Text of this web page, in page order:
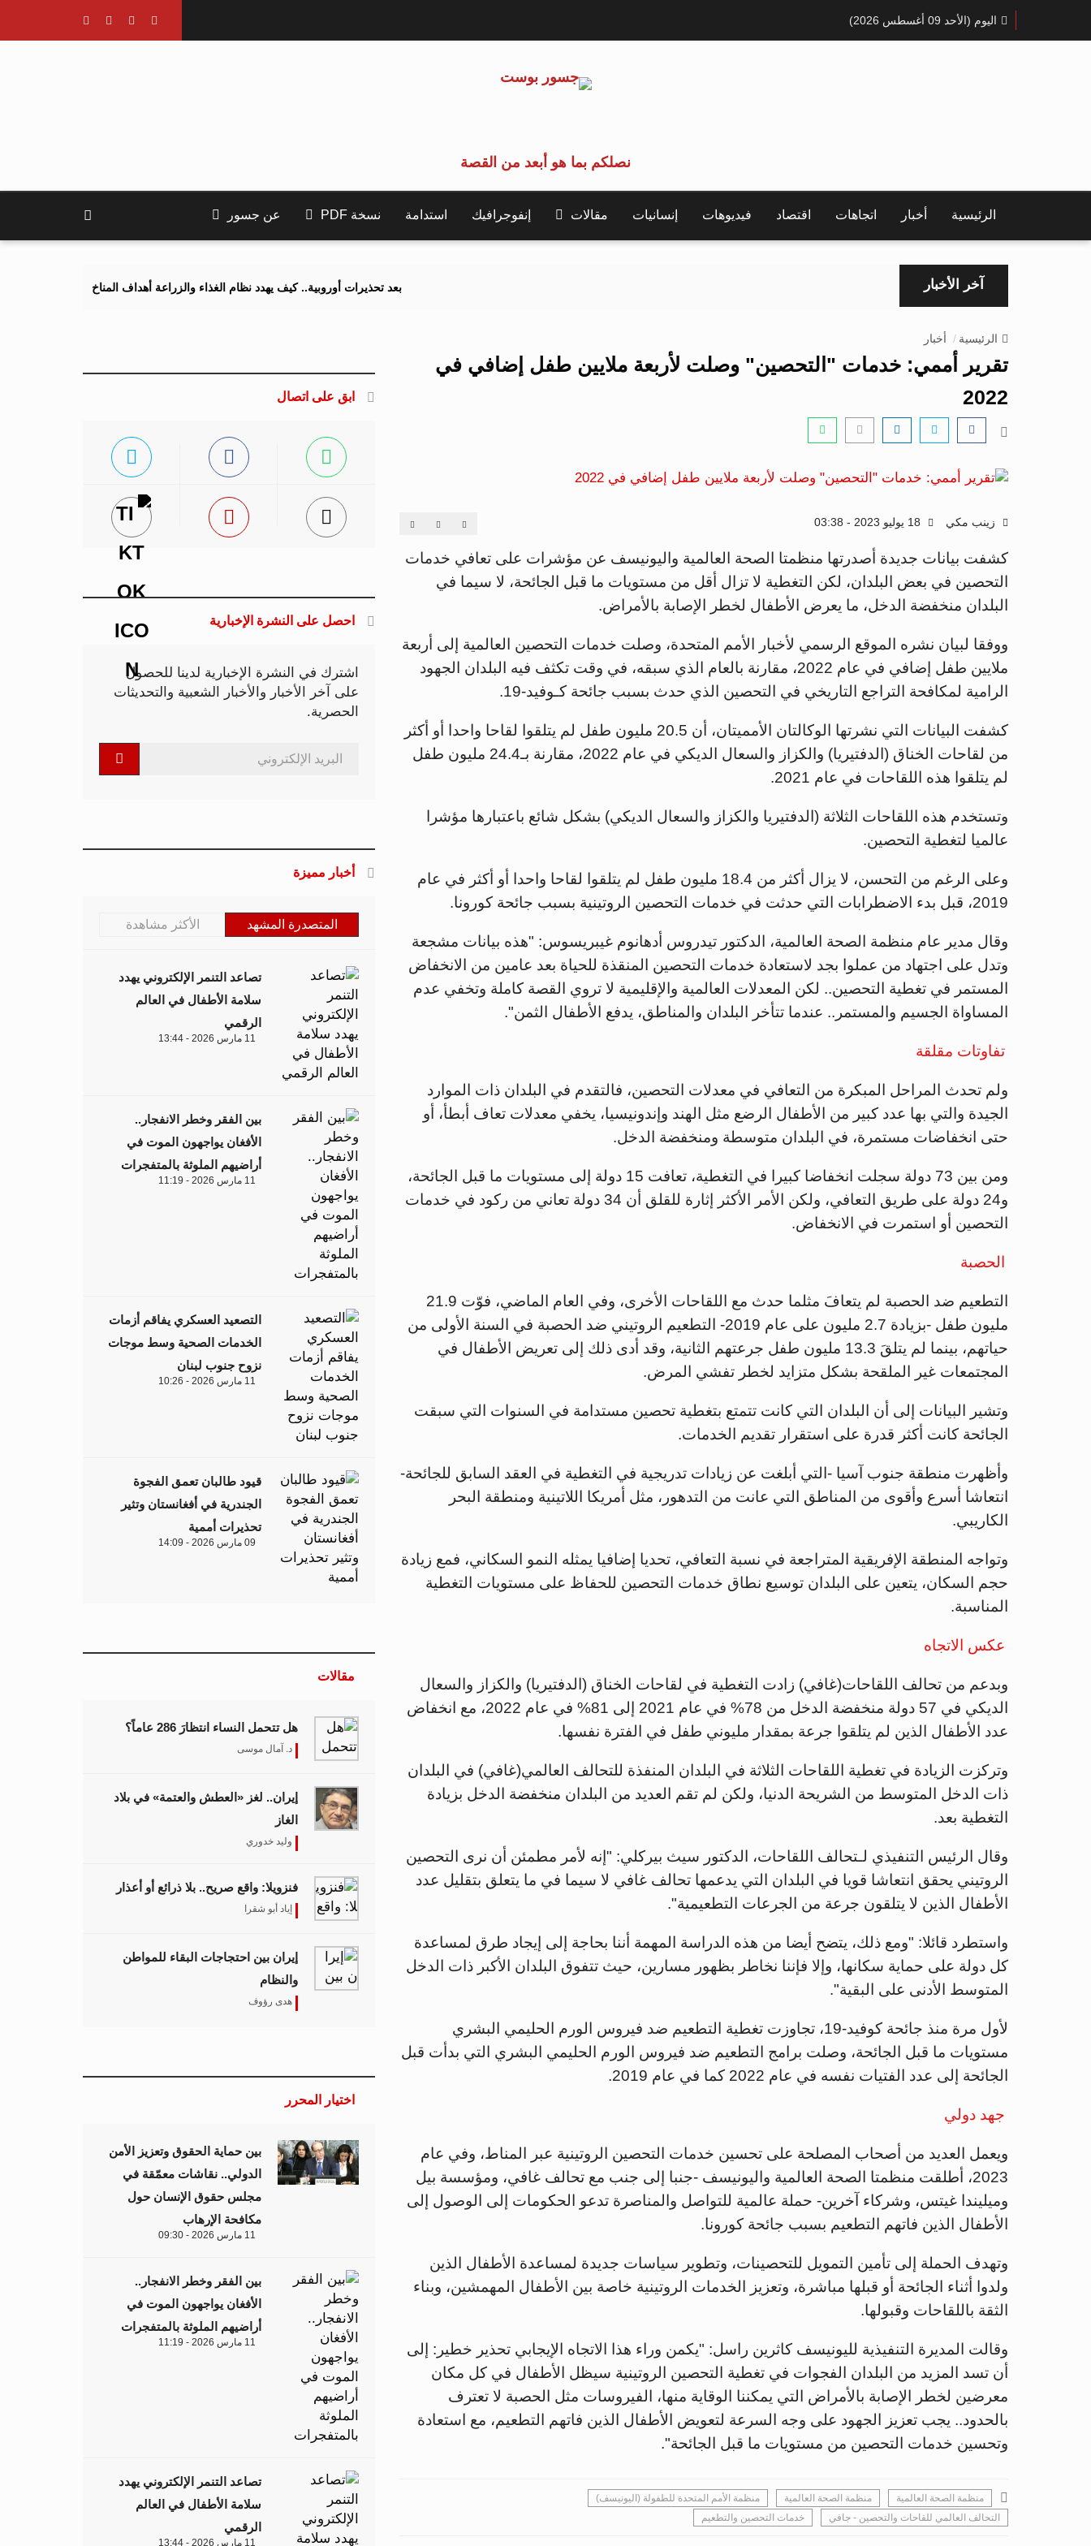
اليوم (الأحد 09 أغسطس 2026)
نصلكم بما هو أبعد من القصة
الرئيسية أخبار اتجاهات اقتصاد فيديوهات إنسانيات مقالات إنفوجرافيك استدامة نسخة PDF عن جسور
آخر الأخبار بعد تحذيرات أوروبية.. كيف يهدد نظام الغذاء والزراعة أهداف المناخ 2040 و2050؟
الرئيسية أخبار
تقرير أممي: خدمات "التحصين" وصلت لأربعة ملايين طفل إضافي في
2022
زينب مكي
كشفت بيانات جديدة أصدرتها منظمتا الصحة العالمية واليونيسف عن مؤشرات على تعافي خدمات
التحصين في بعض البلدان، لكن التغطية لا تزال أقل من مستويات ما قبل الجائحة، لا سيما في
البلدان منخفضة الدخل، ما يعرض الأطفال لخطر الإصابة بالأمراض.
ووفقا لبيان نشره الموقع الرسمي لأخبار الأمم المتحدة، وصلت خدمات التحصين العالمية إلى أربعة
ملايين طفل إضافي في عام 2022، مقارنة بالعام الذي سبقه، في وقت تكثف فيه البلدان الجهود
الرامية لمكافحة التراجع التاريخي في التحصين الذي حدث بسبب جائحة كـوفيد-19.
كشفت البيانات التي نشرتها الوكالتان الأمميتان، أن 20.5 مليون طفل لم يتلقوا لقاحا واحدا أو أكثر
من لقاحات الخناق (الدفتيريا) والكزاز والسعال الديكي في عام 2022، مقارنة بـ24.4 مليون طفل
لم يتلقوا هذه اللقاحات في عام 2021.
وتستخدم هذه اللقاحات الثلاثة (الدفتيريا والكزاز والسعال الديكي) بشكل شائع باعتبارها مؤشرا
عالميا لتغطية التحصين.
وعلى الرغم من التحسن، لا يزال أكثر من 18.4 مليون طفل لم يتلقوا لقاحا واحدا أو أكثر في عام
2019، قبل بدء الاضطرابات التي حدثت في خدمات التحصين الروتينية بسبب جائحة كورونا.
وقال مدير عام منظمة الصحة العالمية، الدكتور تيدروس أدهانوم غيبريسوس: "هذه بيانات مشجعة
وتدل على اجتهاد من عملوا بجد لاستعادة خدمات التحصين المنقذة للحياة بعد عامين من الانخفاض
المستمر في تغطية التحصين.. لكن المعدلات العالمية والإقليمية لا تروي القصة كاملة وتخفي عدم
المساواة الجسيم والمستمر.. عندما تتأخر البلدان والمناطق، يدفع الأطفال الثمن".
تفاوتات مقلقة
ولم تحدث المراحل المبكرة من التعافي في معدلات التحصين، فالتقدم في البلدان ذات الموارد
الجيدة والتي بها عدد كبير من الأطفال الرضع مثل الهند وإندونيسيا، يخفي معدلات تعاف أبطأ، أو
حتى انخفاضات مستمرة، في البلدان متوسطة ومنخفضة الدخل.
ومن بين 73 دولة سجلت انخفاضا كبيرا في التغطية، تعافت 15 دولة إلى مستويات ما قبل الجائحة،
و24 دولة على طريق التعافي، ولكن الأمر الأكثر إثارة للقلق أن 34 دولة تعاني من ركود في خدمات
التحصين أو استمرت في الانخفاض.
الحصبة
التطعيم ضد الحصبة لم يتعافَ مثلما حدث مع اللقاحات الأخرى، وفي العام الماضي، فوّت 21.9
مليون طفل -بزيادة 2.7 مليون على عام 2019- التطعيم الروتيني ضد الحصبة في السنة الأولى من
حياتهم، بينما لم يتلقَ 13.3 مليون طفل جرعتهم الثانية، وقد أدى ذلك إلى تعريض الأطفال في
المجتمعات غير الملقحة بشكل متزايد لخطر تفشي المرض.
وتشير البيانات إلى أن البلدان التي كانت تتمتع بتغطية تحصين مستدامة في السنوات التي سبقت
الجائحة كانت أكثر قدرة على استقرار تقديم الخدمات.
وأظهرت منطقة جنوب آسيا -التي أبلغت عن زيادات تدريجية في التغطية في العقد السابق للجائحة-
انتعاشا أسرع وأقوى من المناطق التي عانت من التدهور، مثل أمريكا اللاتينية ومنطقة البحر
الكاريبي.
وتواجه المنطقة الإفريقية المتراجعة في نسبة التعافي، تحديا إضافيا يمثله النمو السكاني، فمع زيادة
حجم السكان، يتعين على البلدان توسيع نطاق خدمات التحصين للحفاظ على مستويات التغطية
المناسبة.
عكس الاتجاه
وبدعم من تحالف اللقاحات(غافي) زادت التغطية في لقاحات الخناق (الدفتيريا) والكزاز والسعال
الديكي في 57 دولة منخفضة الدخل من 78% في عام 2021 إلى 81% في عام 2022، مع انخفاض
عدد الأطفال الذين لم يتلقوا جرعة بمقدار مليوني طفل في الفترة نفسها.
وتركزت الزيادة في تغطية اللقاحات الثلاثة في البلدان المنفذة للتحالف العالمي(غافي) في البلدان
ذات الدخل المتوسط من الشريحة الدنيا، ولكن لم تقم العديد من البلدان منخفضة الدخل بزيادة
التغطية بعد.
وقال الرئيس التنفيذي لـتحالف اللقاحات، الدكتور سيث بيركلي: "إنه لأمر مطمئن أن نرى التحصين
الروتيني يحقق انتعاشا قويا في البلدان التي يدعمها تحالف غافي لا سيما في ما يتعلق بتقليل عدد
الأطفال الذين لا يتلقون جرعة من الجرعات التطعيمية".
واستطرد قائلا: "ومع ذلك، يتضح أيضا من هذه الدراسة المهمة أننا بحاجة إلى إيجاد طرق لمساعدة
كل دولة على حماية سكانها، وإلا فإننا نخاطر بظهور مسارين، حيث تتفوق البلدان الأكبر ذات الدخل
المتوسط الأدنى على البقية".
لأول مرة منذ جائحة كوفيد-19، تجاوزت تغطية التطعيم ضد فيروس الورم الحليمي البشري
مستويات ما قبل الجائحة، وصلت برامج التطعيم ضد فيروس الورم الحليمي البشري التي بدأت قبل
الجائحة إلى عدد الفتيات نفسه في عام 2022 كما في عام 2019.
جهد دولي
ويعمل العديد من أصحاب المصلحة على تحسين خدمات التحصين الروتينية عبر المناط، وفي عام
2023، أطلقت منظمتا الصحة العالمية واليونيسف -جنبا إلى جنب مع تحالف غافي، ومؤسسة بيل
وميليندا غيتس، وشركاء آخرين- حملة عالمية للتواصل والمناصرة تدعو الحكومات إلى الوصول إلى
الأطفال الذين فاتهم التطعيم بسبب جائحة كورونا.
وتهدف الحملة إلى تأمين التمويل للتحصينات، وتطوير سياسات جديدة لمساعدة الأطفال الذين
ولدوا أثناء الجائحة أو قبلها مباشرة، وتعزيز الخدمات الروتينية خاصة بين الأطفال المهمشين، وبناء
الثقة باللقاحات وقبولها.
وقالت المديرة التنفيذية لليونيسف كاثرين راسل: "يكمن وراء هذا الاتجاه الإيجابي تحذير خطير: إلى
أن تسد المزيد من البلدان الفجوات في تغطية التحصين الروتينية سيظل الأطفال في كل مكان
معرضين لخطر الإصابة بالأمراض التي يمكننا الوقاية منها، الفيروسات مثل الحصبة لا تعترف
بالحدود.. يجب تعزيز الجهود على وجه السرعة لتعويض الأطفال الذين فاتهم التطعيم، مع استعادة
وتحسين خدمات التحصين من مستويات ما قبل الجائحة".
منظمة الصحة العالمية منظمة الصحة العالمية
منظمة الأمم المتحدة للطفولة (اليونيسف)
التحالف العالمي للقاحات والتحصين - جافي
خدمات التحصين والتطعيم
ابق على اتصال
احصل على النشرة الإخبارية
اشترك في النشرة الإخبارية لدينا للحصول
على آخر الأخبار والأخبار الشعبية والتحديثات
الحصرية.
أخبار مميزة
المتصدرة المشهد الأكثر مشاهدة
تصاعد التنمر الإلكتروني يهدد
سلامة الأطفال في العالم
الرقمي
11 مارس 2026 - 13:44
بين الفقر وخطر الانفجار..
الأفغان يواجهون الموت في
أراضيهم الملوثة بالمتفجرات
11 مارس 2026 - 11:19
التصعيد العسكري يفاقم أزمات
الخدمات الصحية وسط موجات
نزوح جنوب لبنان
11 مارس 2026 - 10:26
قيود طالبان تعمق الفجوة
الجندرية في أفغانستان وتثير
تحذيرات أممية
09 مارس 2026 - 14:09
مقالات
هل تتحمل النساء انتظارَ 286 عاماً؟
د. آمال موسى
إيران.. لغز «العطش والعتمة» في بلاد
الغاز
وليد خدوري
فنزويلا: واقع صريح.. بلا ذرائع أو أعذار
إياد أبو شقرا
إيران بين احتجاجات البقاء للمواطن
والنظام
هدى رؤوف
اختيار المحرر
بين حماية الحقوق وتعزيز الأمن
الدولي.. نقاشات معمّقة في
مجلس حقوق الإنسان حول
مكافحة الإرهاب
11 مارس 2026 - 09:30
بين الفقر وخطر الانفجار..
الأفغان يواجهون الموت في
أراضيهم الملوثة بالمتفجرات
11 مارس 2026 - 11:19
تصاعد التنمر الإلكتروني يهدد
سلامة الأطفال في العالم
الرقمي
11 مارس 2026 - 13:44